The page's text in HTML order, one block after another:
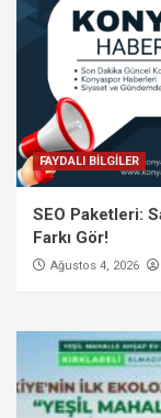
FAYDALI BİLGİLER
SEO Paketleri:
Farkı Gör!
Ağustos 4, 2026